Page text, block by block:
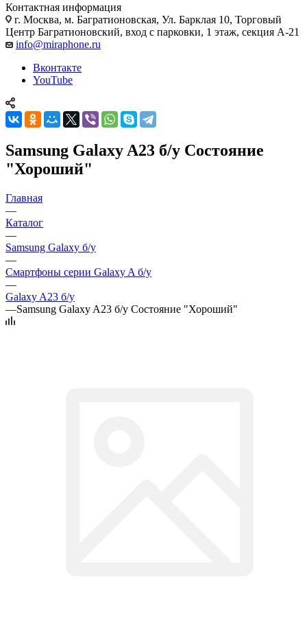
Контактная информация
г. Москва, м. Багратионовская, Ул. Барклая 10, Торговый
Центр Багратионовский, вход с парковки, 1 этаж, секция А-21
info@miraphone.ru
Вконтакте
YouTube
Samsung Galaxy A23 б/у Состояние
"Хороший"
Главная
—
Каталог
—
Samsung Galaxy б/у
—
Смартфоны серии Galaxy A б/у
—
Galaxy A23 б/у
—Samsung Galaxy A23 б/у Состояние "Хороший"